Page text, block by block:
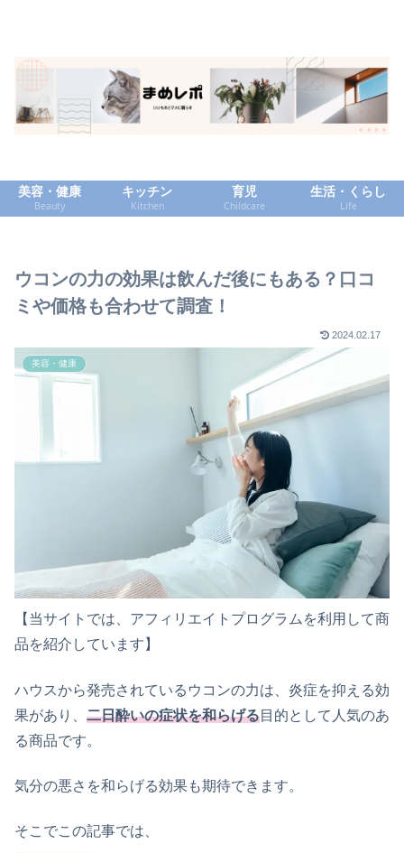
美容・健康
Beauty
キッチン
Kitchen
育児
Childcare
生活・くらし
Life
ウコンの力の効果は飲んだ後にもある？口コ
ミや価格も合わせて調査！
2024.02.17
美容・健康
【当サイトでは、アフィリエイトプログラムを利用して商
品を紹介しています】
ハウスから発売されているウコンの力は、炎症を抑える効
果があり、 二日酔いの症状を和らげる目的として人気のあ
る商品です。
気分の悪さを和らげる効果も期待できます。
そこでこの記事では、